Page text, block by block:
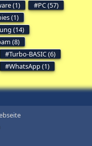
(1)
PC (57)
(1)
(14)
(8)
Turbo-BASIC (6)
WhatsApp (1)